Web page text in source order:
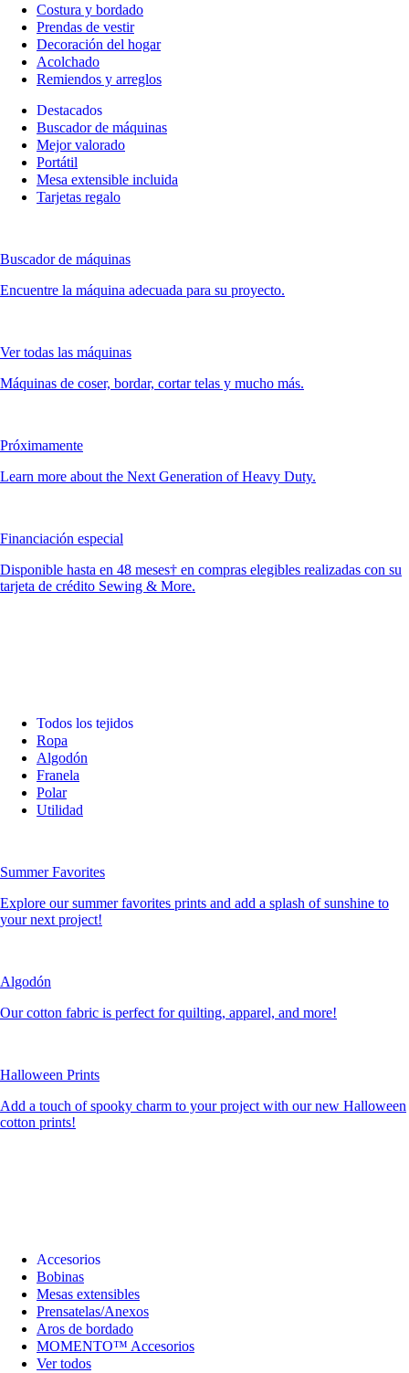
Costura y bordado
Prendas de vestir
Decoración del hogar
Acolchado
Remiendos y arreglos
Destacados
Buscador de máquinas
Mejor valorado
Portátil
Mesa extensible incluida
Tarjetas regalo
Buscador de máquinas
Encuentre la máquina adecuada para su proyecto.
Ver todas las máquinas
Máquinas de coser, bordar, cortar telas y mucho más.
Próximamente
Learn more about the Next Generation of Heavy Duty.
Financiación especial
Disponible hasta en 48 meses† en compras elegibles realizadas con su
tarjeta de crédito Sewing & More.
Todos los tejidos
Ropa
Algodón
Franela
Polar
Utilidad
Summer Favorites
Explore our summer favorites prints and add a splash of sunshine to
your next project!
Algodón
Our cotton fabric is perfect for quilting, apparel, and more!
Halloween Prints
Add a touch of spooky charm to your project with our new Halloween
cotton prints!
Accesorios
Bobinas
Mesas extensibles
Prensatelas/Anexos
Aros de bordado
MOMENTO™ Accesorios
Ver todos